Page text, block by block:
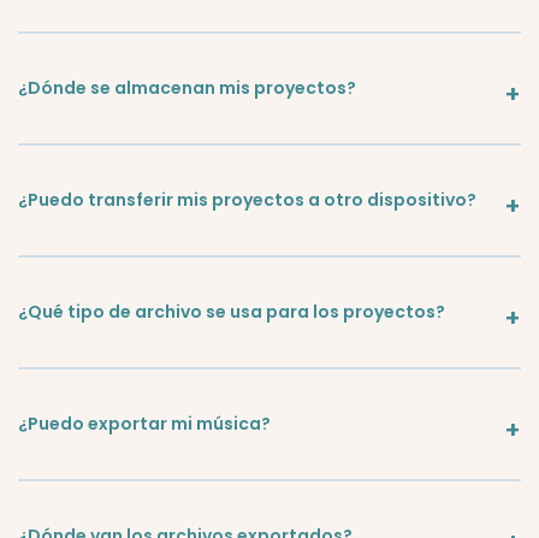
¿Dónde se almacenan mis proyectos?
¿Puedo transferir mis proyectos a otro dispositivo?
¿Qué tipo de archivo se usa para los proyectos?
¿Puedo exportar mi música?